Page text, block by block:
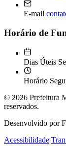
E-mail
Horário de
Dias Úteis
Horário
© 2026 Prefeitura
reservados.
Desenvolvido por
Acessibilidade